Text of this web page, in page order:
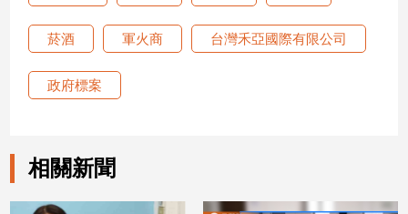
計
旅
遊/
美
命
理
消
菸酒 軍火商 台灣禾亞國際有限公司
政府標案
相關新聞